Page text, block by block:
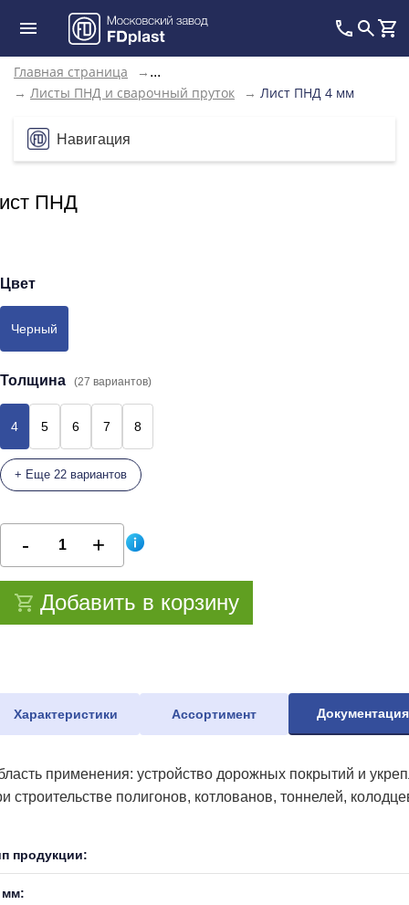
Главная страница → ...
→ Листы ПНД и сварочный пруток → Лист ПНД 4 мм
Навигация
ПНД
Цвет
Черный
Толщина (27 вариантов)
4 5 6 7 8
+ Еще 22 вариантов
Добавить в корзину
Характеристики Ассортимент Документация
применения: устройство дорожных покрытий и
строительстве полигонов, котлованов, тоннелей,
продукции:
мм: